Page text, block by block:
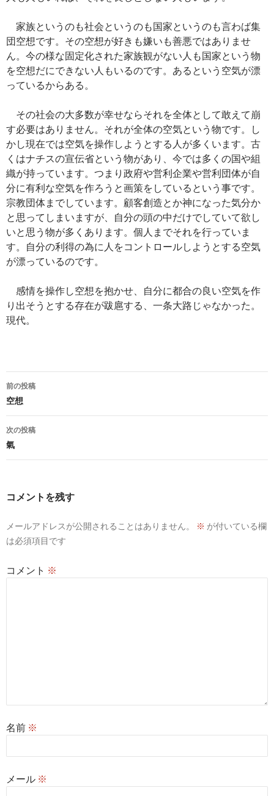
家族というのも社会というのも国家というのも言わば集
団空想です。その空想が好きも嫌いも善悪ではありませ
ん。今の様な固定化された家族観がない人も国家という物
を空想だにできない人もいるのです。あるという空気が漂
っているからある。
その社会の大多数が幸せならそれを全体として敢えて崩
す必要はありません。それが全体の空気という物です。し
かし現在では空気を操作しようとする人が多くいます。古
くはナチスの宣伝省という物があり、今では多くの国や組
織が持っています。つまり政府や営利企業や営利団体が自
分に有利な空気を作ろうと画策をしているという事です。
宗教団体までしています。顧客創造とか神になった気分か
と思ってしまいますが、自分の頭の中だけでしていて欲し
いと思う物が多くあります。個人までそれを行っていま
す。自分の利得の為に人をコントロールしようとする空気
が漂っているのです。
感情を操作し空想を抱かせ、自分に都合の良い空気を作
り出そうとする存在が跋扈する、一条大路じゃなかった。
現代。
投
稿
ナ
ビ
ゲ
ョ
前の投稿
空想
次の投稿
氣
コメントを残す
メールアドレスが公開されることはありません。 ※ が付いている欄
は必須項目です
コメント ※
名前 ※
メール ※